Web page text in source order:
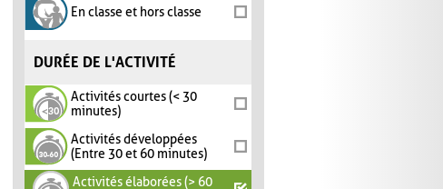
En classe et hors classe
DURÉE DE L'ACTIVITÉ
Activités courtes (< 30
minutes)
Activités développées
(Entre 30 et 60 minutes)
Activités élaborées (> 60